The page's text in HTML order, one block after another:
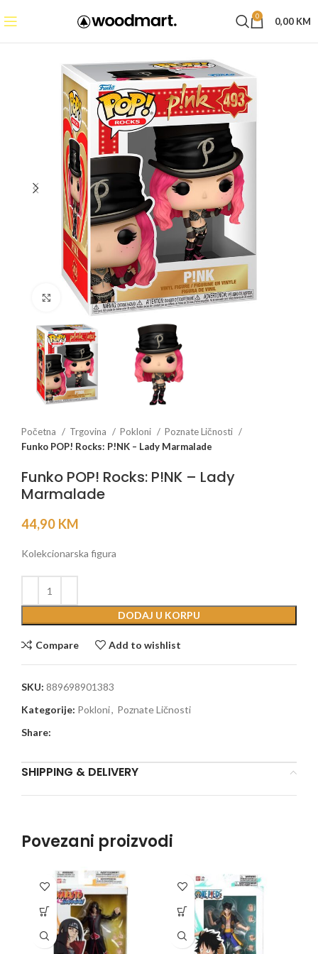
0 0,00 KM
Click to enlarge
Početna Trgovina Pokloni
Poznate Ličnosti
Funko POP! Rocks: P!NK – Lady Marmalade
Funko POP! Rocks: P!NK – Lady
Marmalade
44,90 KM
Kolekcionarska figura
DODAJ U KORPU
Compare Add to wishlist
SKU: 889698901383
Kategorije: Pokloni, Poznate Ličnosti
Share:
SHIPPING & DELIVERY
Povezani proizvodi